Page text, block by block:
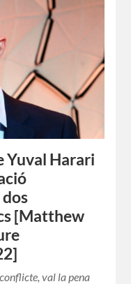
Yuval Harari
[Matthew
val la pena